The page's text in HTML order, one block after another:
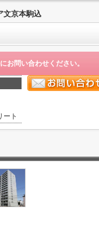
文京本駒込
お問い合わせください。
ート